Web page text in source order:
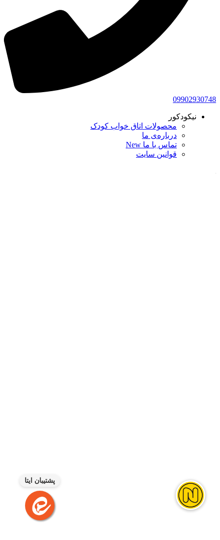
پشتیبان ایتا
09902930748​
نیکودکور
محصولات اتاق خواب کودک
درباره‌ی ما
تماس با ما New
قوانین سایت